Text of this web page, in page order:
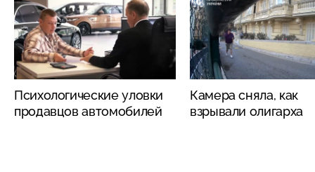
Психологические уловки
продавцов автомобилей
Камера сняла, как
взрывали олигарха